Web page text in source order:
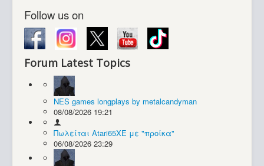
Συλλογές / Projects
Follow us on
Forum Latest Topics
NES games longplays by metalcandyman
08/08/2026 19:21
Πωλείται Atari65XE με "προίκα"
06/08/2026 23:29